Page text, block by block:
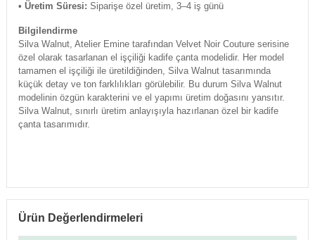
• Üretim Süresi: Siparişe özel üretim, 3–4 iş günü
Bilgilendirme
Silva Walnut, Atelier Emine tarafından Velvet Noir Couture serisine
özel olarak tasarlanan el işçiliği kadife çanta modelidir. Her model
tamamen el işçiliği ile üretildiğinden, Silva Walnut tasarımında
küçük detay ve ton farklılıkları görülebilir. Bu durum Silva Walnut
modelinin özgün karakterini ve el yapımı üretim doğasını yansıtır.
Silva Walnut, sınırlı üretim anlayışıyla hazırlanan özel bir kadife
çanta tasarımıdır.
Ürün Değerlendirmeleri